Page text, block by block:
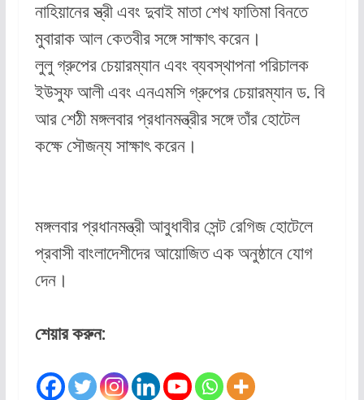
নাহিয়ানের স্ত্রী এবং দুবাই মাতা শেখ ফাতিমা বিনতে
মুবারাক আল কেতবীর সঙ্গে সাক্ষাৎ করেন।
লুলু গ্রুপের চেয়ারম্যান এবং ব্যবস্থাপনা পরিচালক
ইউসুফ আলী এবং এনএমসি গ্রুপের চেয়ারম্যান ড. বি
আর শেঠী মঙ্গলবার প্রধানমন্ত্রীর সঙ্গে তাঁর হোটেল
কক্ষে সৌজন্য সাক্ষাৎ করেন।
মঙ্গলবার প্রধানমন্ত্রী আবুধাবীর সেন্ট রেগিজ হোটেলে
প্রবাসী বাংলাদেশীদের আয়োজিত এক অনুষ্ঠানে যোগ
দেন।
শেয়ার করুন: